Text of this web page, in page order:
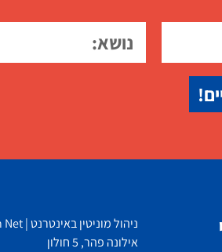
ניהול מוניטין באינטרנט | Monitin Net
אילונה פהר, 5 חולון